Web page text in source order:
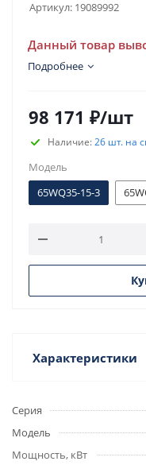
Артикул: 19089992
Данный товар
Подробнее
98 171 ₽/шт
Наличие:26 шт. на
Модель
65WQ35-15-3
Характеристики
Серия
Модель
Мощность, кВт